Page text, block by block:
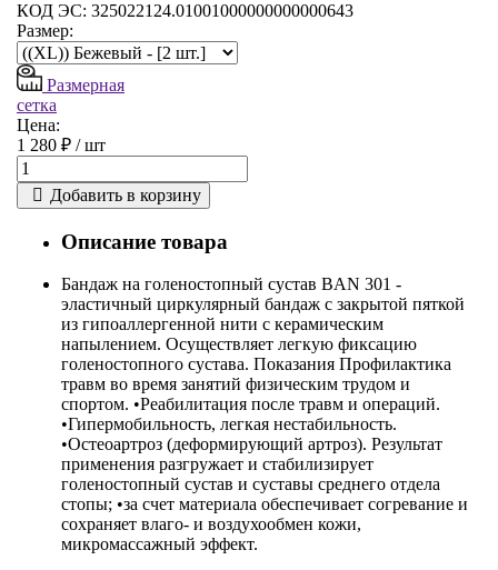
КОД ЭС: 325022124.01001000000000000643
Размер:
Размерная
сетка
Цена:
1 280 ₽ /шт
Добавить в корзину
Описание товара
Бандаж на голеностопный сустав BAN 301 -
эластичный циркулярный бандаж с закрытой пяткой
из гипоаллергенной нити с керамическим
напылением. Осуществляет легкую фиксацию
голеностопного сустава. Показания Профилактика
травм во время занятий физическим трудом и
спортом. •Реабилитация после травм и операций.
•Гипермобильность, легкая нестабильность.
•Остеоартроз (деформирующий артроз). Результат
применения разгружает и стабилизирует
голеностопный сустав и суставы среднего отдела
стопы; •за счет материала обеспечивает согревание и
сохраняет влаго- и воздухообмен кожи,
микромассажный эффект.